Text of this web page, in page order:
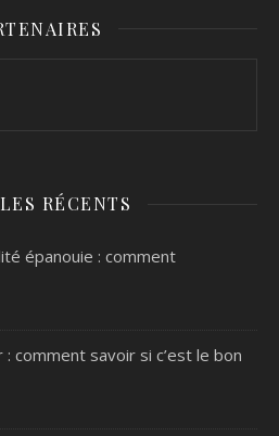
RÉCENTS
épanouie : comment
comment savoir si c’est le bon